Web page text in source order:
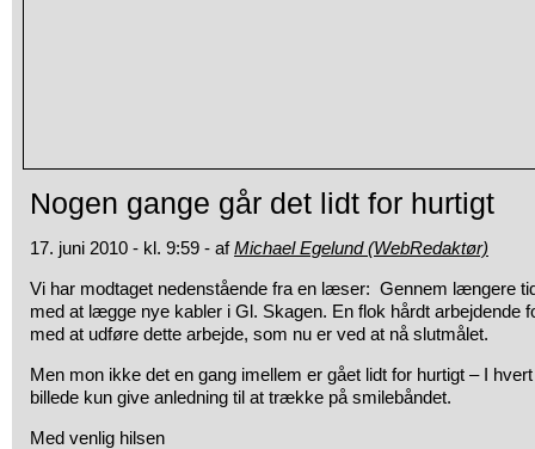
Nogen gange går det lidt for hurtigt
17. juni 2010 - kl. 9:59 - afMichael Egelund (WebRedaktør)
Vi har modtaget nedenstående fra en læser: Gennem længere
med at lægge nye kabler i Gl. Skagen. En flok hårdt arbejdende
med at udføre dette arbejde, som nu er ved at nå slutmålet.
Men mon ikke det en gang imellem er gået lidt for hurtigt – I
billede kun give anledning til at trække på smilebåndet.
Med venlig hilsen